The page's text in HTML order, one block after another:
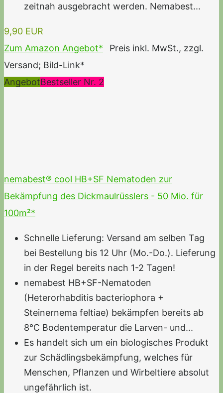
zeitnah ausgebracht werden. Nemabest...
9,90 EUR
Zum Amazon Angebot*
Preis inkl. MwSt., zzgl.
Versand; Bild-Link*
AngebotBestseller Nr. 2
nemabest® cool HB+SF Nematoden zur
Bekämpfung des Dickmaulrüsslers - 50 Mio. für
100m²*
Schnelle Lieferung: Versand am selben Tag
bei Bestellung bis 12 Uhr (Mo.-Do.). Lieferung
in der Regel bereits nach 1-2 Tagen!
nemabest HB+SF-Nematoden
(Heterorhabditis bacteriophora +
Steinernema feltiae) bekämpfen bereits ab
8°C Bodentemperatur die Larven- und...
Es handelt sich um ein biologisches Produkt
zur Schädlingsbekämpfung, welches für
Menschen, Pflanzen und Wirbeltiere absolut
ungefährlich ist.